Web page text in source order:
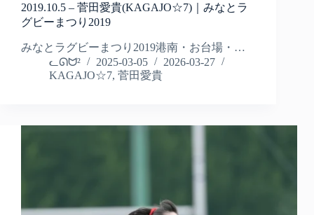
2019.10.5 – 菅田愛貴(KAGAJO☆7)｜みなとラ
グビーまつり2019
みなとラグビーまつり2019港南・お台場・…
ᓚᘏᗢ²
2025-03-05
2026-03-27
KAGAJO☆7, 菅田愛貴